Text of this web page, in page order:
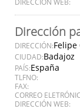
Dirección
DIRECCIÓN:Felipe
CIUDAD:Badajoz
PAÍS:España
TLFNO:
FAX:
CORREO
DIRECCIÓN WEB: